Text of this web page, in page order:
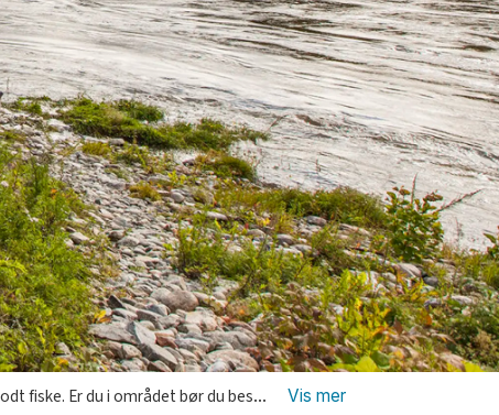
få med deg de historiske bildene av laksefisket i gamle dager.